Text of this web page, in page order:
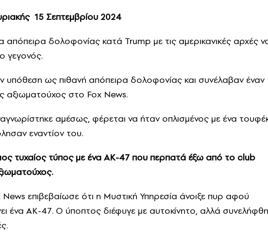
15 Σεπτεμβρίου 2024
απόπειρα δολοφονίας κατά Trump με τις αμερικανικές αρχές
γεγονός.
υπόθεση ως πιθανή απόπειρα δολοφονίας και συνέλαβαν έναν
αξιωματούχος στο Fox News.
αμέσως, φέρεται να ήταν οπλισμένος με ένα
εναντίον του.
τυχαίος τύπος με ένα AK-47 που περπατά έξω από το club
επιβεβαίωσε ότι η Μυστική Υπηρεσία άνοιξε πυρ αφού
ένα AK-47. Ο ύποπτος διέφυγε με αυτοκίνητο, αλλά συνελήφθη